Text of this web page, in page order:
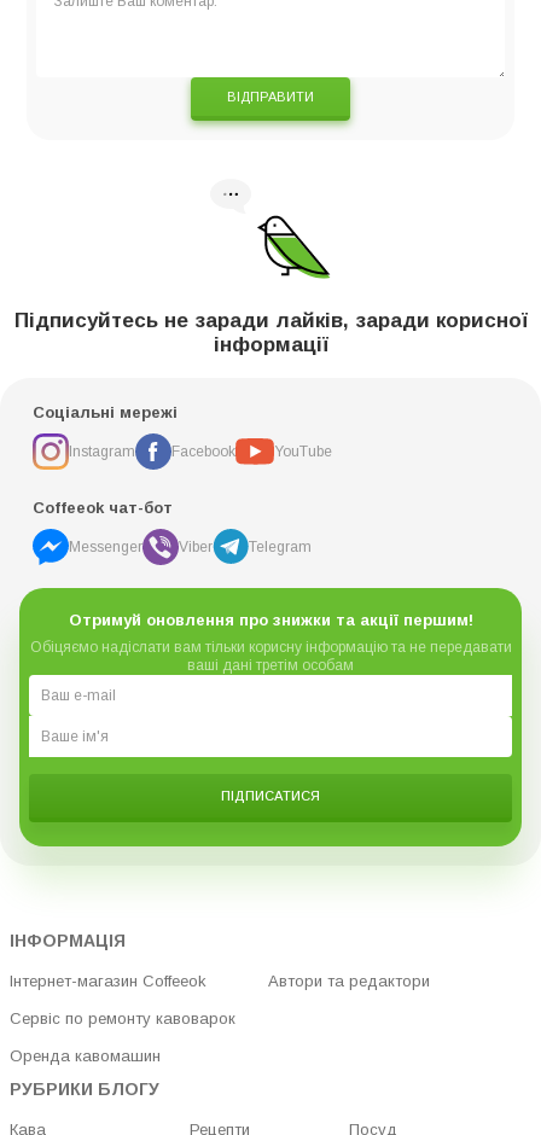
ВІДПРАВИТИ
Підписуйтесь не заради лайків, заради корисної
інформації
Соціальні мережі
Instagram Facebook YouTube
Coffeeok чат-бот
Messenger Viber Telegram
Отримуй оновлення про знижки та акції першим!
Обіцяємо надіслати вам тільки корисну інформацію та не передавати
ваші дані третім особам
ПІДПИСАТИСЯ
ІНФОРМАЦІЯ
Інтернет-магазин Coffeeok
Сервіс по ремонту кавоварок
Оренда кавомашин
Автори та редактори
РУБРИКИ БЛОГУ
Кава Рецепти Посуд